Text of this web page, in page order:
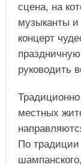
сцена, на
музыканты и
концерт
праздничную
руководить
местных
По